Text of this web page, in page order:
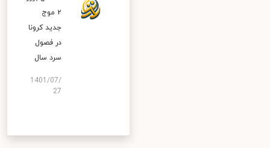
۲ موج
جدید کرونا
در فصول
سرد سال
1401/07/
27